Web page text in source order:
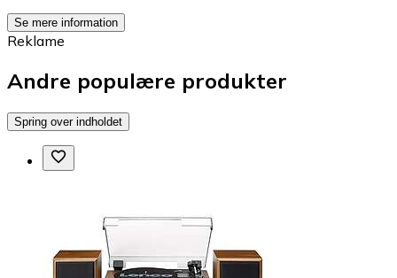
Se mere information
Reklame
Andre populære produkter
Spring over indholdet